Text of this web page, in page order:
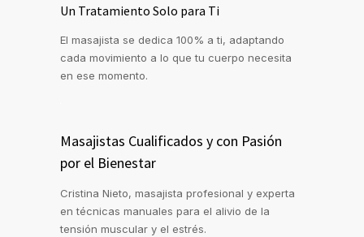
Un Tratamiento Solo para Ti
El masajista se dedica 100% a ti, adaptando
cada movimiento a lo que tu cuerpo necesita
en ese momento.
Masajistas Cualificados y con Pasión
por el Bienestar
Cristina Nieto, masajista profesional y experta
en técnicas manuales para el alivio de la
tensión muscular y el estrés.